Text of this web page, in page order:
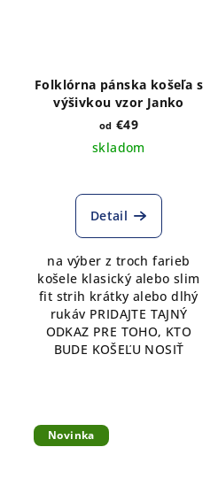
Folklórna pánska košeľa s
výšivkou vzor Janko
od €49
skladom
Detail
na výber z troch farieb
košele klasický alebo slim
fit strih krátky alebo dlhý
rukáv PRIDAJTE TAJNÝ
ODKAZ PRE TOHO, KTO
BUDE KOŠEĽU NOSIŤ
Novinka